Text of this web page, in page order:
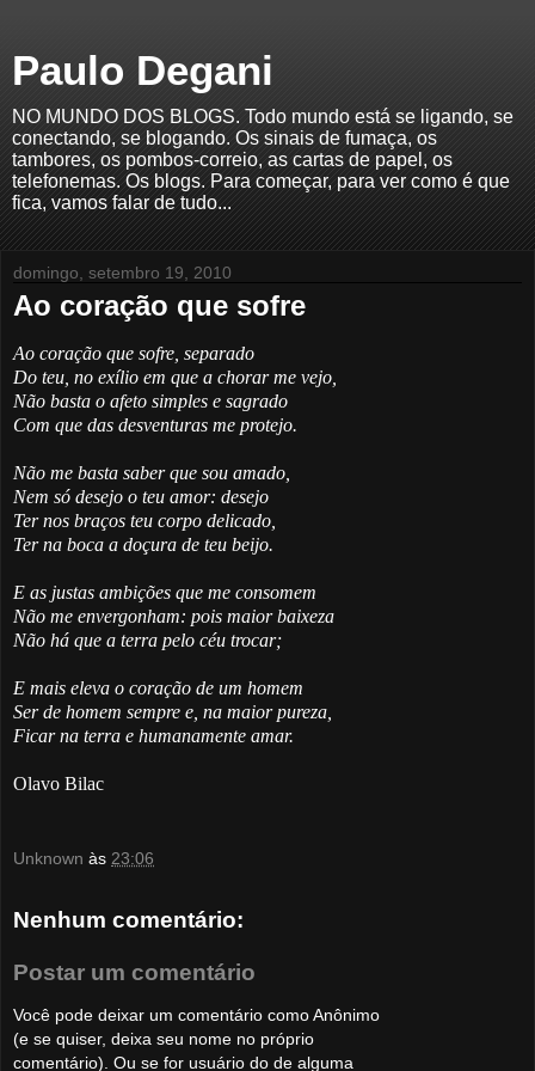
Paulo Degani
NO MUNDO DOS BLOGS. Todo mundo está se ligando, se
conectando, se blogando. Os sinais de fumaça, os
tambores, os pombos-correio, as cartas de papel, os
telefonemas. Os blogs. Para começar, para ver como é que
fica, vamos falar de tudo...
domingo, setembro 19, 2010
Ao coração que sofre
Ao coração que sofre, separado
Do teu, no exílio em que a chorar me vejo,
Não basta o afeto simples e sagrado
Com que das desventuras me protejo.
Não me basta saber que sou amado,
Nem só desejo o teu amor: desejo
Ter nos braços teu corpo delicado,
Ter na boca a doçura de teu beijo.
E as justas ambições que me consomem
Não me envergonham: pois maior baixeza
Não há que a terra pelo céu trocar;
E mais eleva o coração de um homem
Ser de homem sempre e, na maior pureza,
Ficar na terra e humanamente amar.
Olavo Bilac
Unknown às 23:06
Nenhum comentário:
Postar um comentário
Você pode deixar um comentário como Anônimo
(e se quiser, deixa seu nome no próprio
comentário). Ou se for usuário do de alguma